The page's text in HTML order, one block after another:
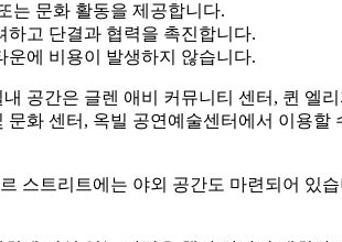
는 문화 활동을 제공합니다.
하고 단결과 협력을 촉진합니다.
운에 비용이 발생하지 않습니다.
공간은 글렌 애비 커뮤니티 센터, 퀸 엘
문화 센터, 옥빌 공연예술센터에서 이용할
스트리트에는 야외 공간도 마련되어 있